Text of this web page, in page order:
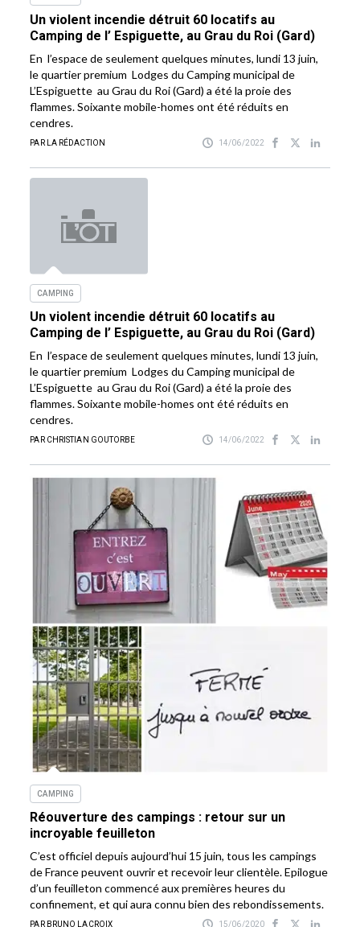
Un violent incendie détruit 60 locatifs au
Camping de l’ Espiguette, au Grau du Roi (Gard)
En l’espace de seulement quelques minutes, lundi 13 juin,
le quartier premium Lodges du Camping municipal de
L’Espiguette au Grau du Roi (Gard) a été la proie des
flammes. Soixante mobile-homes ont été réduits en
cendres.
PAR LA RÉDACTION 14/06/2022
CAMPING
Un violent incendie détruit 60 locatifs au
Camping de l’ Espiguette, au Grau du Roi (Gard)
En l’espace de seulement quelques minutes, lundi 13 juin,
le quartier premium Lodges du Camping municipal de
L’Espiguette au Grau du Roi (Gard) a été la proie des
flammes. Soixante mobile-homes ont été réduits en
cendres.
PAR CHRISTIAN GOUTORBE 14/06/2022
CAMPING
Réouverture des campings : retour sur un
incroyable feuilleton
C’est officiel depuis aujourd’hui 15 juin, tous les campings
de France peuvent ouvrir et recevoir leur clientèle. Epilogue
d’un feuilleton commencé aux premières heures du
confinement, et qui aura connu bien des rebondissements.
PAR BRUNO LACROIX 15/06/2020